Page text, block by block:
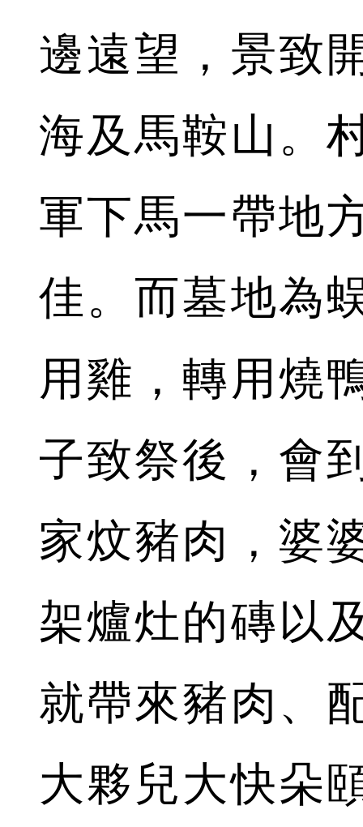
邊遠望，景致
海及馬鞍山。
軍下馬一帶地
佳。而墓地為
用雞，轉用燒
子致祭後，會
家炆豬肉，婆
架爐灶的磚以
就帶來豬肉、
大夥兒大快朵